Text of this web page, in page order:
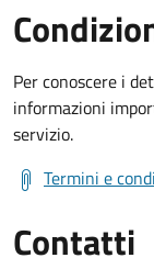
Per conoscere i
informazioni
servizio.
Termini e
Contatti